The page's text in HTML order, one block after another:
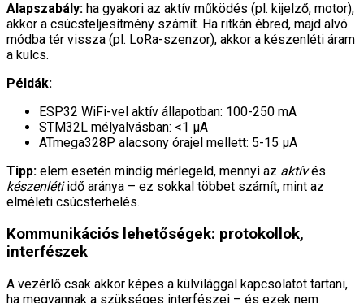
Alapszabály: ha gyakori az aktív működés (pl. kijelző, motor),
akkor a csúcsteljesítmény számít. Ha ritkán ébred, majd alvó
módba tér vissza (pl. LoRa-szenzor), akkor a készenléti áram
a kulcs.
Példák:
ESP32 WiFi-vel aktív állapotban: 100-250 mA
STM32L mélyalvásban: <1 μA
ATmega328P alacsony órajel mellett: 5-15 μA
Tipp: elem esetén mindig mérlegeld, mennyi az aktívés
készenlétiidő aránya – ez sokkal többet számít, mint az
elméleti csúcsterhelés.
Kommunikációs lehetőségek: protokollok,
interfészek
A vezérlő csak akkor képes a külvilággal kapcsolatot tartani,
ha megvannak a szükséges interfészei – és ezek nem